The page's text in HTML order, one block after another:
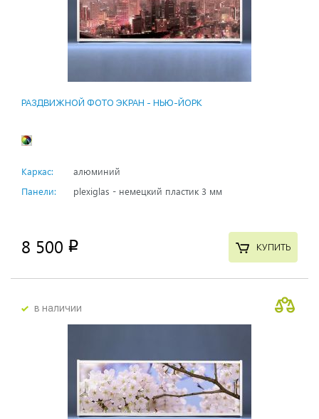
РАЗДВИЖНОЙ ФОТО ЭКРАН - НЬЮ-ЙОРК
Каркас:
алюминий
Панели:
plexiglas - немецкий пластик 3 мм
8 500 p КУПИТЬ
в наличии